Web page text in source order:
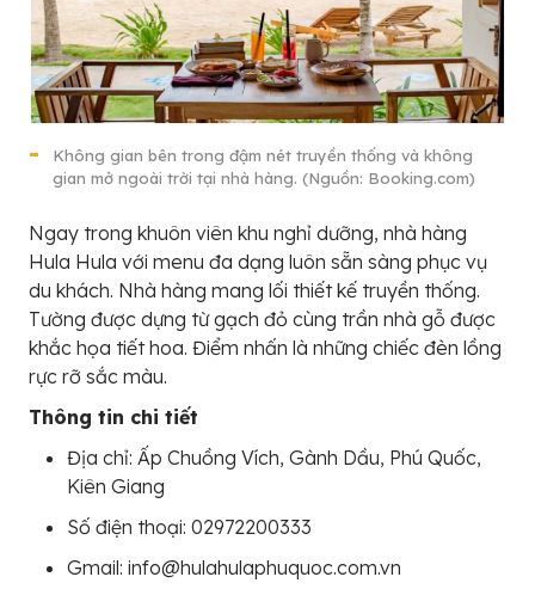
Không gian bên trong đậm nét truyền thống và không
gian mở ngoài trời tại nhà hàng. (Nguồn: Booking.com)
Ngay trong khuôn viên khu nghỉ dưỡng, nhà hàng
Hula Hula với menu đa dạng luôn sẵn sàng phục vụ
du khách. Nhà hàng mang lối thiết kế truyền thống.
Tường được dựng từ gạch đỏ cùng trần nhà gỗ được
khắc họa tiết hoa. Điểm nhấn là những chiếc đèn lồng
rực rỡ sắc màu.
Thông tin chi tiết
Địa chỉ: Ấp Chuồng Vích, Gành Dầu, Phú Quốc,
Kiên Giang
Số điện thoại: 02972200333
Gmail: info@hulahulaphuquoc.com.vn